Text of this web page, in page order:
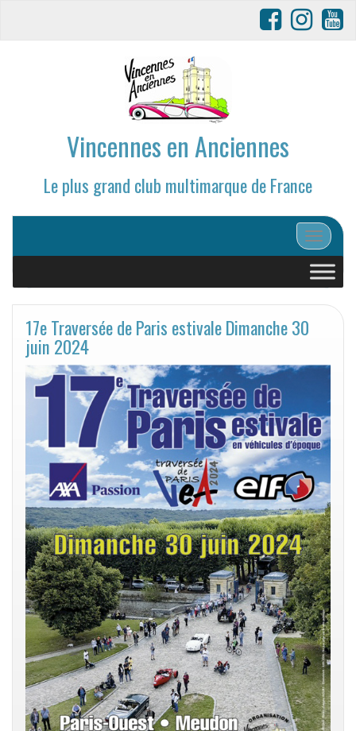
Vincennes en Anciennes
Le plus grand club multimarque de France
Afficher/
17e Traversée de Paris estivale Dimanche 30
juin 2024